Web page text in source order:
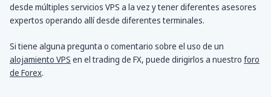
desde múltiples servicios VPS a la vez y tener diferentes asesores
expertos operando allí desde diferentes terminales.
Si tiene alguna pregunta o comentario sobre el uso de un
alojamiento VPS en el trading de FX, puede dirigirlos a nuestro foro
de Forex.